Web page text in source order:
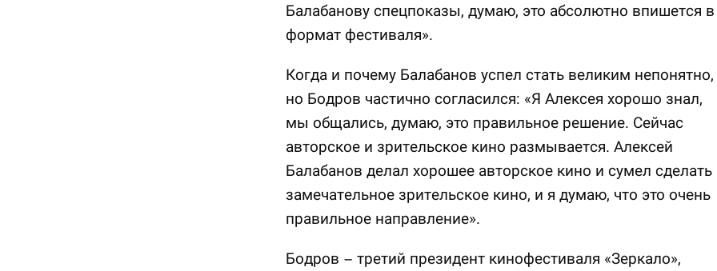
Балабанову спецпоказы, думаю, это абсолютно впишется в
формат фестиваля».
Когда и почему Балабанов успел стать великим непонятно,
но Бодров частично согласился: «Я Алексея хорошо знал,
мы общались, думаю, это правильное решение. Сейчас
авторское и зрительское кино размывается. Алексей
Балабанов делал хорошее авторское кино и сумел сделать
замечательное зрительское кино, и я думаю, что это очень
правильное направление».
Бодров – третий президент кинофестиваля «Зеркало»,